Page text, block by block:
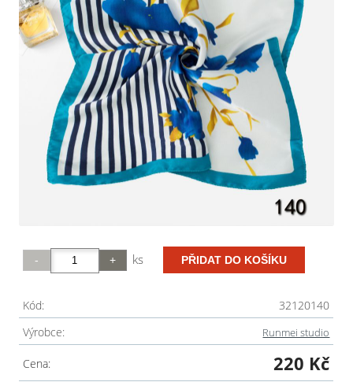
ks
Kód:
32120140
Výrobce:
Runmei studio
Cena: 220 Kč